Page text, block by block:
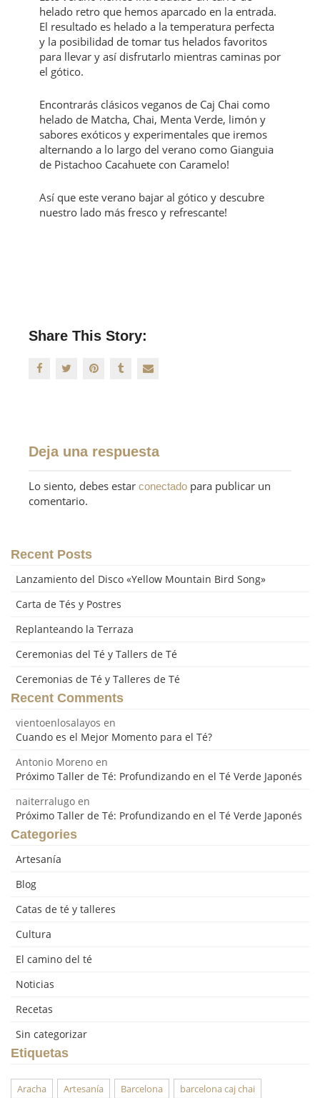
helado retro que hemos aparcado en la entrada.
El resultado es helado a la temperatura perfecta
y la posibilidad de tomar tus helados favoritos
para llevar y así disfrutarlo mientras caminas por
el gótico.
Encontrarás clásicos veganos de Caj Chai como
helado de Matcha, Chai, Menta Verde, limón y
sabores exóticos y experimentales que iremos
alternando a lo largo del verano como Gianguia
de Pistachoo Cacahuete con Caramelo!
Así que este verano bajar al gótico y descubre
nuestro lado más fresco y refrescante!
Share This Story:
Deja una respuesta
Lo siento, debes estar conectado para publicar un
comentario.
Recent Posts
Lanzamiento del Disco «Yellow Mountain Bird Song»
Carta de Tés y Postres
Replanteando la Terraza
Ceremonias del Té y Tallers de Té
Ceremonias de Té y Talleres de Té
Recent Comments
vientoenlosalayos en
Cuando es el Mejor Momento para el Té?
Antonio Moreno en
Próximo Taller de Té: Profundizando en el Té Verde Japonés
naiterralugo en
Próximo Taller de Té: Profundizando en el Té Verde Japonés
Categories
Artesanía
Blog
Catas de té y talleres
Cultura
El camino del té
Noticias
Recetas
Sin categorizar
Etiquetas
Aracha Artesanía Barcelona
barcelona caj chai